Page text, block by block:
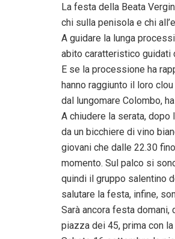
La festa della Beata
chi sulla penisola e chi
A guidare la lunga
abito caratteristico guidati
E se la processione ha
hanno raggiunto il loro
dal lungomare Colombo,
A chiudere la serata,
da un bicchiere di vino
giovani che dalle 22.30
momento. Sul palco si
quindi il gruppo salentino
salutare la festa, infine,
Sarà ancora festa
piazza dei 45, prima con